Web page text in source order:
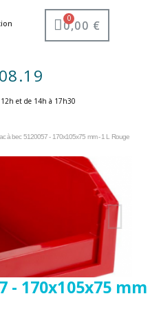
0,00 €
et de 14h à 17h30
à bec 5120057 - 170x105x75 mm - 1 L Rouge
- 170x105x75 mm